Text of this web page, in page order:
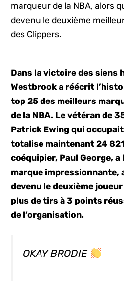
marqueur de la NBA, alors
devenu le deuxième
des Clippers.
Dans la victoire des siens
Westbrook a réécrit
top 25 des meilleurs
de la NBA. Le vétéran de
Patrick Ewing qui
totalise maintenant 24
coéquipier, Paul George,
marque impressionnante,
devenu le deuxième
plus de tirs à 3 points
de l’organisation.
OKAY BRODIE